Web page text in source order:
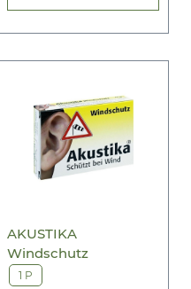
AKUSTIKA
Windschutz
1 P